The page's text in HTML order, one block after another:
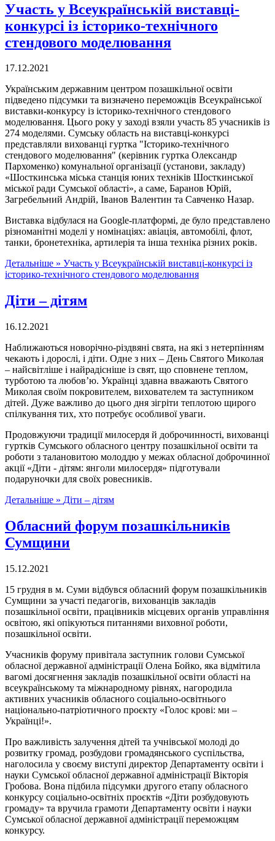
Участь у Всеукраїнській виставці-
конкурсі із історико-технічного
стендового моделювання
17.12.2021
Українським державним центром позашкільної освіти
підведено підсумки та визначено переможців Всеукраїнської
виставки-конкурсу із історико-технічного стендового
моделювання. Цього року у заході взяли участь 85 учасників із
274 моделями. Сумську область на виставці-конкурсі
представляли вихованці гуртка "Історико-технічного
стендового моделювання" (керівник гуртка Олександр
Пархоменко) комунальної організації (установи, закладу)
«Шосткинська міська станція юних техніків Шосткинської
міської ради Сумської області», а саме, Баранов Юрій,
Загребельний Андрій, Іванов Валентин та Савченко Назар.
Виставка відбулася на Google-платформі, де було представлено
різноманітні моделі у номінаціях: авіація, автомобілі, флот,
танки, бронетехніка, артилерія та інша техніка різних років.
Детальніше » Участь у Всеукраїнській виставці-конкурсі із
історико-технічного стендового моделювання
Діти – дітям
16.12.2021
Наближаються новорічно-різдвяні свята, на які з нетерпінням
чекають і дорослі, і діти. Одне з них – День Святого Миколая
– найсвітліше і найрадісніше із свят, що сповнене теплом,
турботою та любов’ю. Українці здавна вважають Святого
Миколая своїм покровителем, вихователем та заступником
дітей. Дуже важливо до цього дня зігріти теплотою щирого
спілкування тих, хто потребує особливої уваги.
Продовжуючи традиції милосердя й доброчинності, вихованці
гуртків Сумського обласного центру позашкільної освіти та
роботи з талановитою молоддю у межах обласної доброчинної
акції «Діти - дітям: янголи милосердя» підготували
подаруночки для своїх ровесників.
Детальніше » Діти – дітям
Обласний форум позашкільників
Сумщини
15.12.2021
15 грудня в м. Суми відбувся обласний форум позашкільників
Сумщини за участі педагогів, вихованців закладів
позашкільної освіти, працівників місцевих органів управління
освітою, які опікуються питаннями виховної роботи,
позашкільної освіти.
Учасників форуму привітала заступник голови Сумської
обласної державної адміністрації Олена Бойко, яка відмітила
вагомі досягнення закладів позашкільної освіти області на
всеукраїнському та міжнародному рівнях, нагородила
активних учасників обласного соціально-освітнього
національно-патріотичного проєкту «Голос крові: ми –
Українці!».
Про важливість залучення дітей та учнівської молоді до
розвитку громад, розбудови громадянського суспільства,
наголосила у своєму виступі директор Департаменту освіти і
науки Сумської обласної державної адміністрації Вікторія
Гробова. Вона підбила підсумки другого етапу обласного
конкурсу соціально-освітніх проєктів «Діти розбудовують
громаду» та вручила грамоти Департаменту освіти і науки
Сумської обласної державної адміністрації переможцям
конкурсу.